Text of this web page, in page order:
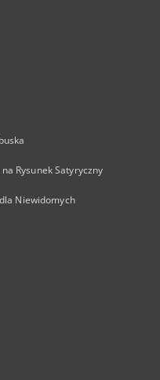
Rysunek Satyryczny
Niewidomych